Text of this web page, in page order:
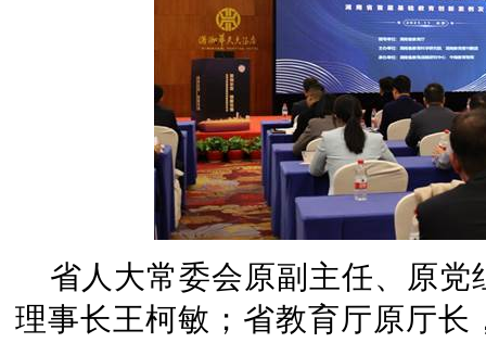
省人大常委会原副主任、原
理事长王柯敏；省教育厅原厅